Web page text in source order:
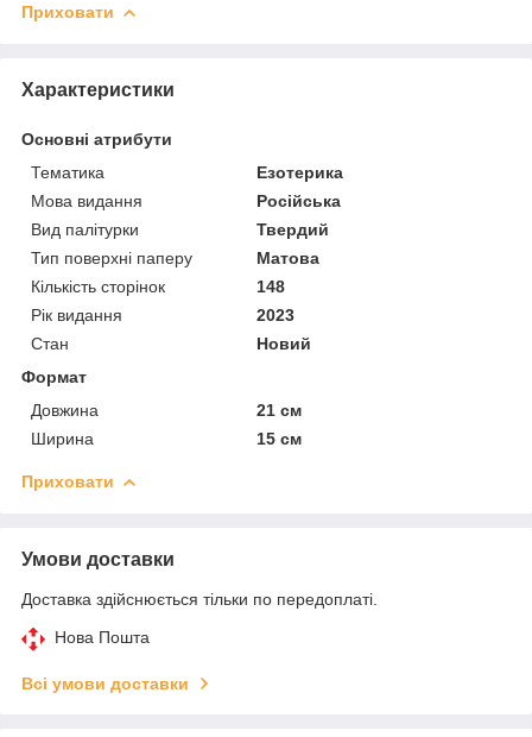
Приховати
Характеристики
Основні атрибути
Тематика
Езотерика
Мова видання
Російська
Вид палітурки
Твердий
Тип поверхні паперу
Матова
Кількість сторінок
148
Рік видання
2023
Стан
Новий
Формат
Довжина
21 см
Ширина
15 см
Приховати
Умови доставки
Доставка здійснюється тільки по передоплаті.
Нова Пошта
Всі умови доставки